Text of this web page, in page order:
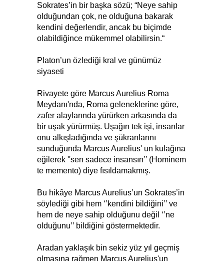
Sokrates’in bir başka sözü; “Neye sahip
olduğundan çok, ne olduğuna bakarak
kendini değerlendir, ancak bu biçimde
olabildiğince mükemmel olabilirsin.“
Platon’un özlediği kral ve günümüz
siyaseti
Rivayete göre Marcus Aurelius Roma
Meydanı'nda, Roma geleneklerine göre,
zafer alaylarında yürürken arkasında da
bir uşak yürürmüş. Uşağın tek işi, insanlar
onu alkışladığında ve şükranlarını
sunduğunda Marcus Aurelius' un kulağına
eğilerek ''sen sadece insansın’’ (Hominem
te memento) diye fısıldamakmış.
Bu hikâye Marcus Aurelius’un Sokrates’in
söylediği gibi hem ‘’kendini bildiğini’’ ve
hem de neye sahip olduğunu değil ‘’ne
olduğunu’’ bildiğini göstermektedir.
Aradan yaklaşık bin sekiz yüz yıl geçmiş
olmasına rağmen Marcus Aurelius'un